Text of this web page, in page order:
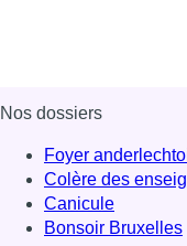
Nos dossiers
Foyer
Colère des
Canicule
Bonsoir Bruxelles